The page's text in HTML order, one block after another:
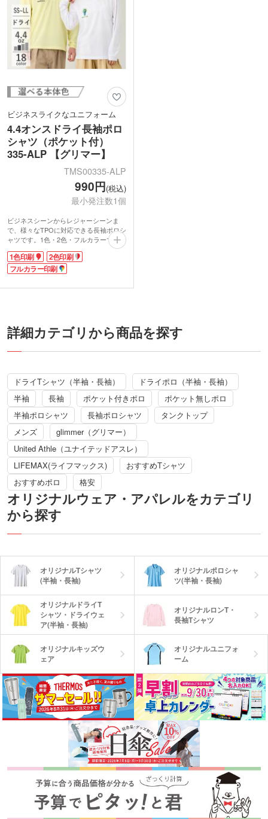
ビジネスライクなユニフォーム
4.4オンスドライ長袖ポロ
シャツ（ポケット付）
335-ALP 【グリマー】
TMS00335-ALP
990円(税込)
最小発注数1個
ビジネスシーンからレジャーシーンま
で、様々なTPOに対応できる長袖ポロシ
ャツです。1色・2色・フルカラーでオリ
ジナルデザインをプリントして、オリジ
ナルポロシャツが作成できます。
ペンやメモを入れられる胸ポケット付き
なので実用性も抜群。サラッとした薄手
のメッシュ生地は吸汗性・速乾性・UV
リジナルグッズなど、年代性別問わず着
られるお揃いアイテムをお探しの方にお
1色印刷
2色印刷
フルカラー印刷
詳細カテゴリから商品を探す
ドライTシャツ（半袖・長袖）
ドライポロ（半袖・長袖）
半袖
長袖 ポケット付きポロ
ポケット無しポロ
半袖ポロシャツ
長袖ポロシャツ
タンクトップ
メンズ
glimmer（グリマー）
United Athle（ユナイテッドアスレ）
LIFEMAX(ライフマックス)
おすすめTシャツ
おすすめポロ
格安
オリジナルウェア・アパレルをカテゴリ
から探す
オリジナルTシャツ
(半袖・長袖)
オリジナルポロシャ
ツ(半袖・長袖)
オリジナルドライT
シャツ・ドライウェ
ア(半袖・長袖)
オリジナルロンT・
長袖Tシャツ
オリジナルキッズウ
ェア
オリジナルユニフォ
ーム